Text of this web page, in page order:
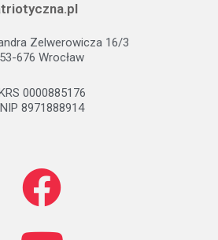
Zelwerowicza 16/3
53-676 Wrocław
KRS 0000885176
NIP 8971888914